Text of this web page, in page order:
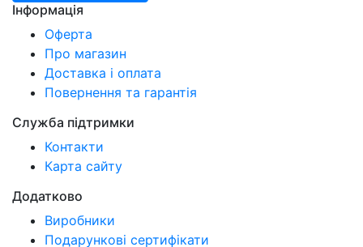
Інформація
Оферта
Про магазин
Доставка і оплата
Повернення та гарантія
Служба підтримки
Контакти
Карта сайту
Додатково
Виробники
Подарункові сертифікати